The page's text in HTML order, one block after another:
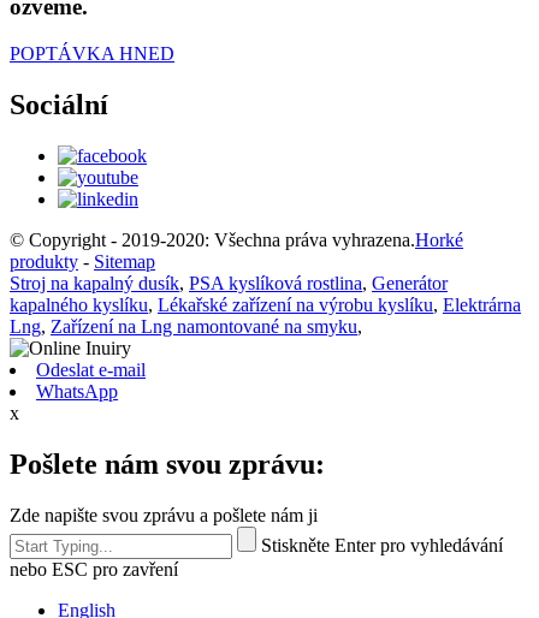
ozveme.
POPTÁVKA HNED
Sociální
© Copyright - 2019-2020: Všechna práva vyhrazena.Horké
produkty - Sitemap
Stroj na kapalný dusík, PSA kyslíková rostlina, Generátor
kapalného kyslíku, Lékařské zařízení na výrobu kyslíku, Elektrárna
Lng, Zařízení na Lng namontované na smyku,
Odeslat e-mail
WhatsApp
x
Pošlete nám svou zprávu:
Zde napište svou zprávu a pošlete nám ji
Stiskněte Enter pro vyhledávání
nebo ESC pro zavření
English